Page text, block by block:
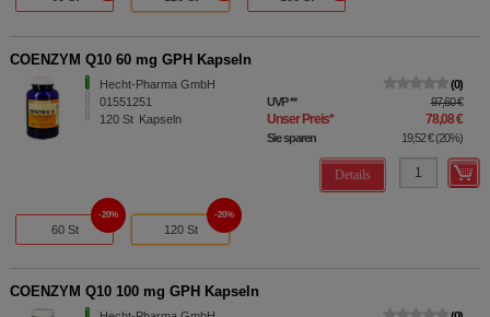
COENZYM Q10 60 mg GPH Kapseln
Hecht-Pharma GmbH
01551251
120 St Kapseln
0
UVP** 97,60 €
Unser Preis* 78,08 €
Sie sparen 19,52 €(20%)
Details
60 St
20%
120 St
20%
COENZYM Q10 100 mg GPH Kapseln